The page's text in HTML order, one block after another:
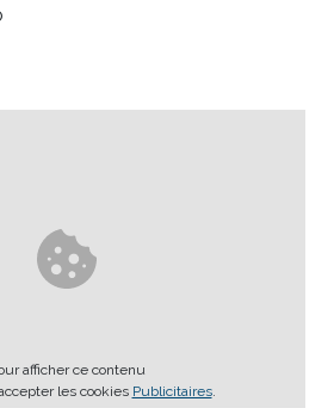
afficher ce contenu
les cookies Publicitaires.